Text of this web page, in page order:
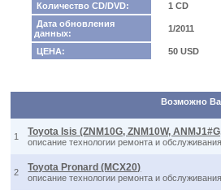
Количество CD/DVD:
1 CD
Дата обновления
данных:
1/2011
ЦЕНА: 50 USD
Возможно
1 Toyota Isis (ZNM10G, ZNM10W,
описание технологии ремонта и
2 Toyota Pronard (MCX20)
описание технологии ремонта и